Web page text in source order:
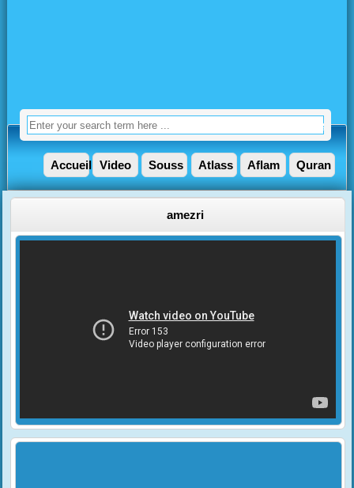
Accueil Video Souss Atlass Aflam Quran
amezri